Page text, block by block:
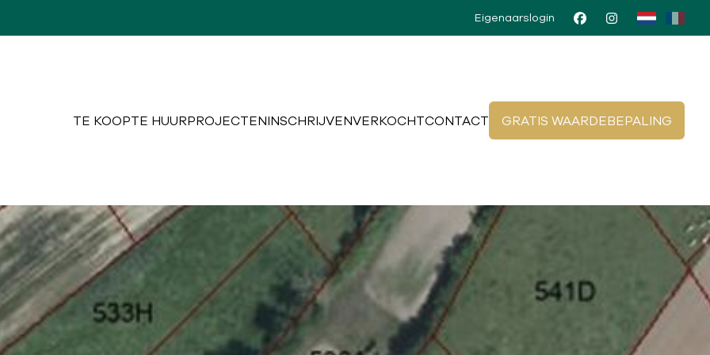
Eigenaarslogin
TE KOOPTE HUURPROJECTENINSCHRIJVENVERKOCHTCONTACT GRATIS WAARDEBEPALING